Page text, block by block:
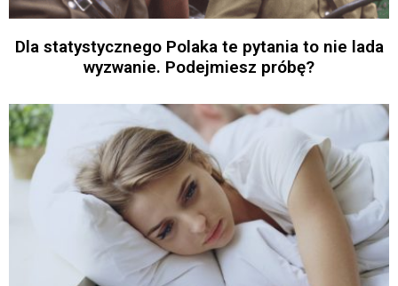
Dla statystycznego Polaka te pytania to nie lada
wyzwanie. Podejmiesz próbę?